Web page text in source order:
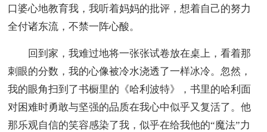
口婆心地教育我，我听着妈妈的批评，想着自己的努力
全付诸东流，不禁一阵心酸。
回到家，我难过地将一张张试卷放在桌上，看着那
刺眼的分数，我的心像被冷水浇透了一样冰冷。忽然，
我的眼角扫到了书橱里的《哈利波特》，书里的哈利面
对困难时勇敢与坚强的品质在我心中似乎又复活了。他
那乐观自信的笑容感染了我，似乎在给我他的“魔法”力